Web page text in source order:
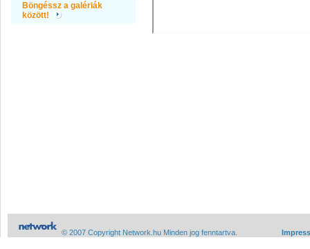
Böngéssz a galériák
között!
© 2007 Copyright Network.hu Minden jog fenntartva.